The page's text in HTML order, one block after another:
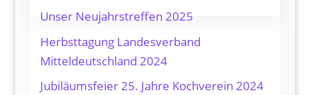
Unser Neujahrstreffen 2025
Herbsttagung Landesverband
Mitteldeutschland 2024
Jubiläumsfeier 25. Jahre Kochverein 2024